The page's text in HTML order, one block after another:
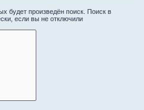
будет произведён поиск. Поиск в
если вы не отключили